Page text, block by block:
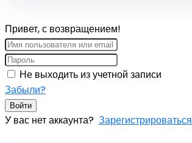
Привет, с возвращением!
Не выходить из учетной записи
Забыли?
Войти
У вас нет аккаунта? Зарегистрироваться